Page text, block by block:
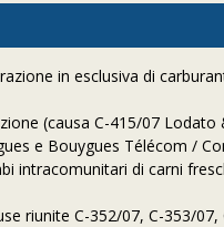
in esclusiva di
(causa C-415/07 Lodato
e Bouygues Télécom /
intracomunitari di carni
riunite C-352/07, C-353/07,